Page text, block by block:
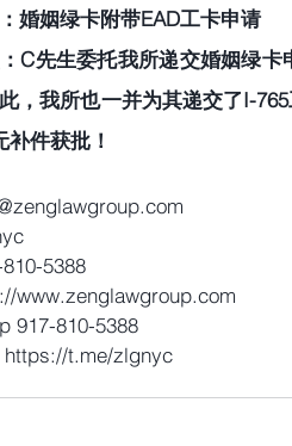
婚姻绿卡附带EAD工卡申请
C先生委托我所递交婚姻绿
，我所也一并为其递交了I-
件获批！
5388
www.zenglawgroup.com
917-810-5388
https://t.me/zlgnyc